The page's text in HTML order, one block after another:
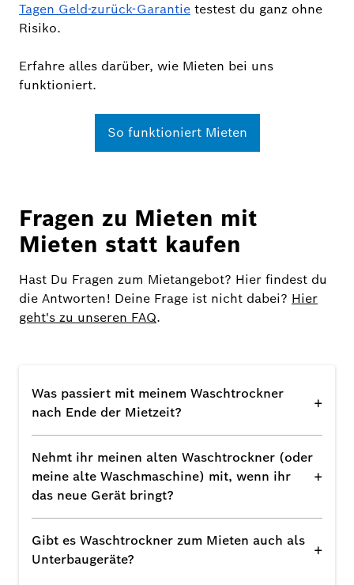
Tagen Geld-zurück-Garantie testest du ganz ohne
Risiko.
Erfahre alles darüber, wie Mieten bei uns
funktioniert.
So funktioniert Mieten
Fragen zu Mieten mit
Mieten statt kaufen
Hast Du Fragen zum Mietangebot? Hier findest du
die Antworten! Deine Frage ist nicht dabei? Hier
geht's zu unseren FAQ.
Was passiert mit meinem Waschtrockner
nach Ende der Mietzeit?
+
Nehmt ihr meinen alten Waschtrockner (oder
meine alte Waschmaschine) mit, wenn ihr
das neue Gerät bringt?
+
Gibt es Waschtrockner zum Mieten auch als
Unterbaugeräte?
+